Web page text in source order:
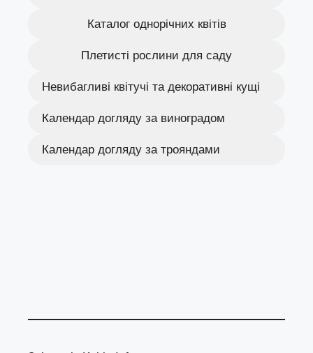
Каталог однорічних квітів
Плетисті рослини для саду
Невибагливі квітучі та декоративні кущі
Календар догляду за виноградом
Календар догляду за трояндами